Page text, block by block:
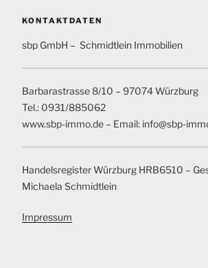
KONTAKTDATEN
sbp GmbH – Schmidtlein Immobilien
Barbarastrasse 8/10 – 97074 Würzburg
Tel.: 0931/885062
www.sbp-immo.de – Email: info@sbp-
Handelsregister Würzburg HRB6510 –
Michaela Schmidtlein
Impressum